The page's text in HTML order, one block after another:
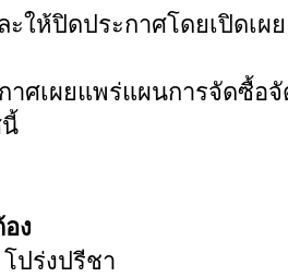
ให้ปิดประกาศโดยเปิดเ
ศเผยแพร่แผนการจัดซื้อจั
ง
ปร่งปรีชา